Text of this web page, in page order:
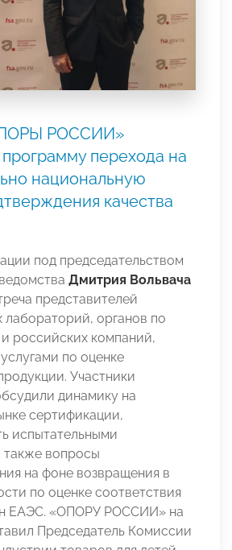
РОССИИ»
перехода на
национальную
качества
под председательством
Дмитрия Вольвача
представителей
лабораторий, органов по
российских компаний,
по оценке
Участники
динамику на
сертификации,
испытательными
вопросы
на фоне возвращения в
по оценке соответствия
ЕАЭС. «ОПОРУ РОССИИ» на
Председатель Комиссии